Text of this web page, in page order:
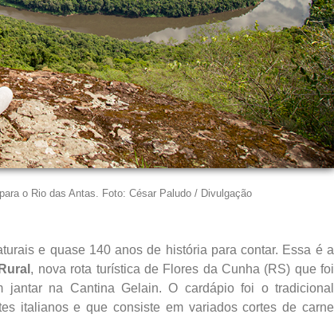
o Rio das Antas. Foto: César Paludo / Divulgação
e quase 140 anos de história para contar. Essa é a
, nova rota turística de Flores da Cunha (RS) que foi
jantar na Cantina Gelain. O cardápio foi o tradicional
italianos e que consiste em variados cortes de carne